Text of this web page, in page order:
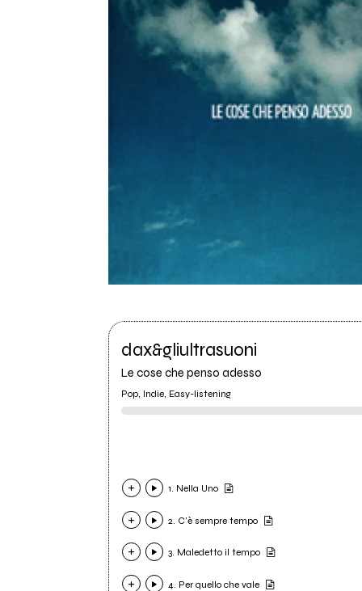
dax&gliultrasuoni
Le cose che penso adesso
Pop, Indie, Easy-listening
1. Nella Uno
2. C'è sempre tempo
3. Maledetto il tempo
4. Per quello che vale